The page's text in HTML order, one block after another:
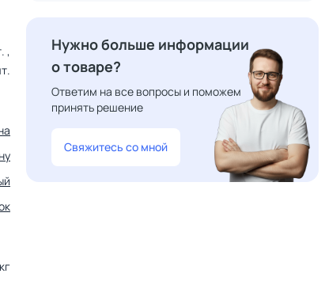
,
Нужно больше информации
о товаре?
Ответим на все вопросы и поможем
принять решение
Свяжитесь со мной